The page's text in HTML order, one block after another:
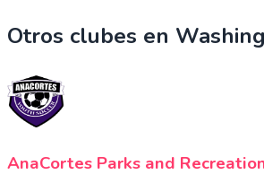
Otros clubes en
AnaCortes Parks and